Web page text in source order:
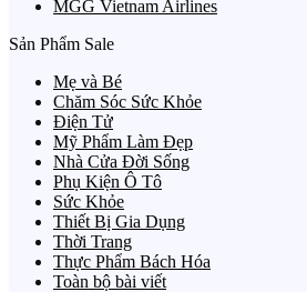
MGG Vietnam Airlines
Sản Phẩm Sale
Mẹ và Bé
Chăm Sóc Sức Khỏe
Điện Tử
Mỹ Phẩm Làm Đẹp
Nhà Cửa Đời Sống
Phụ Kiện Ô Tô
Sức Khỏe
Thiết Bị Gia Dụng
Thời Trang
Thực Phẩm Bách Hóa
Toàn bộ bài viết